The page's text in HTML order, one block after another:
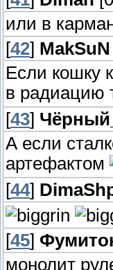
или в
[42] MakSuN
Если кошку
в радиацию
[43]
А если
артефактом
[44]
[45]
монолит